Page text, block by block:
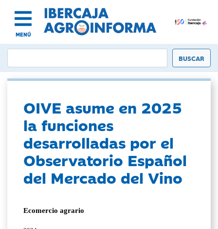
MENÚ
OIVE asume en 2025
la funciones
desarrolladas por el
Observatorio Español
del Mercado del Vino
Ecomercio agrario